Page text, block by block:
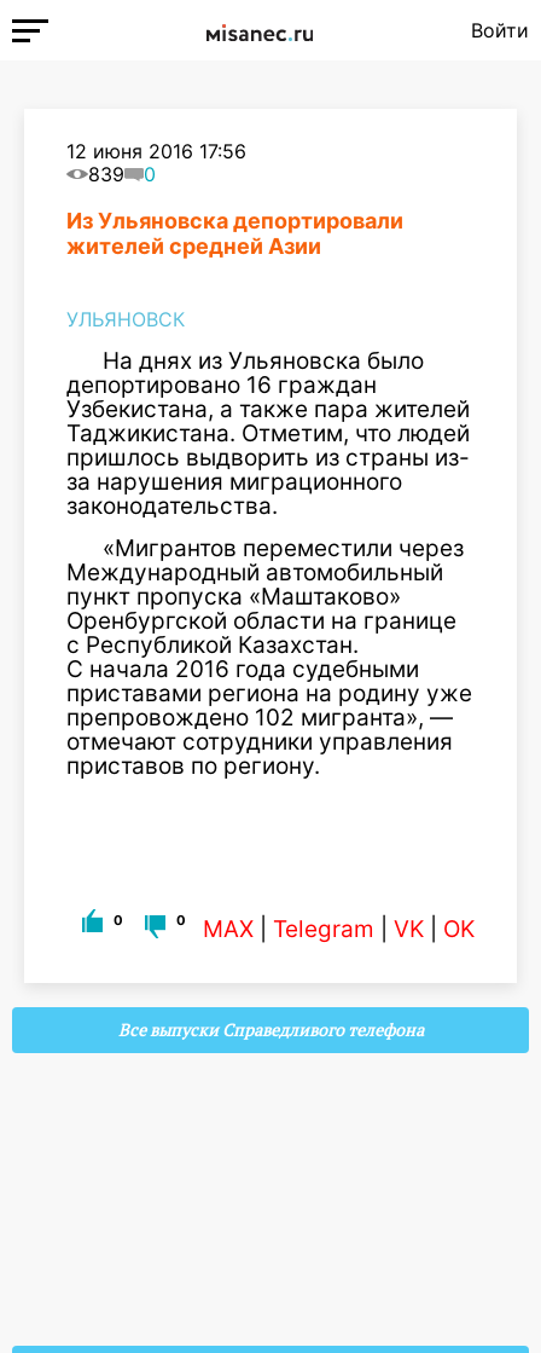
Войти
12 июня 2016 17:56
839
0
Из Ульяновска депортировали
жителей средней Азии
УЛЬЯНОВСК
На днях из Ульяновска было
депортировано 16 граждан
Узбекистана, а также пара жителей
Таджикистана. Отметим, что людей
пришлось выдворить из страны из-
за нарушения миграционного
законодательства.
«Мигрантов переместили через
Международный автомобильный
пункт пропуска «Маштаково»
Оренбургской области на границе
с Республикой Казахстан.
С начала 2016 года судебными
приставами региона на родину уже
препровождено 102 мигранта», —
отмечают сотрудники управления
приставов по региону.
0 0 MAX Telegram VK OK
Все выпуски Справедливого телефона